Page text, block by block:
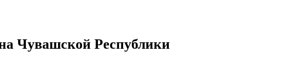
Чувашской Республики